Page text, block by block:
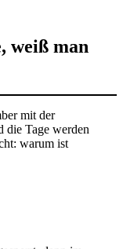
weiß man
mit der
die Tage werden
warum ist